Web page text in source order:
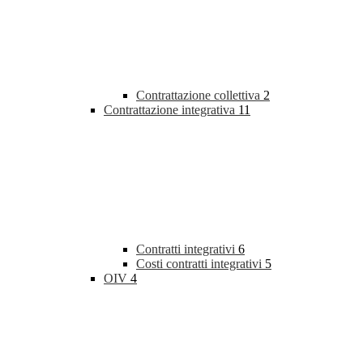
Contrattazione collettiva 2
Contrattazione integrativa 11
Contratti integrativi 6
Costi contratti integrativi 5
OIV 4